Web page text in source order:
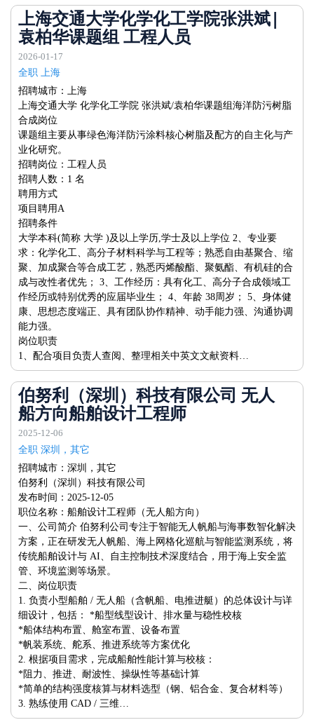
上海交通大学化学化工学院张洪斌|
袁柏华课题组 工程人员
2026-01-17
全职 上海
招聘城市：上海
上海交通大学 化学化工学院 张洪斌/袁柏华课题组海洋防污树脂
合成岗位
课题组主要从事绿色海洋防污涂料核心树脂及配方的自主化与产
业化研究。
招聘岗位：工程人员
招聘人数：1 名
聘用方式
项目聘用A
招聘条件
大学本科(简称 大学 )及以上学历,学士及以上学位 2、专业要
求：化学化工、高分子材料科学与工程等；熟悉自由基聚合、缩
聚、加成聚合等合成工艺，熟悉丙烯酸酯、聚氨酯、有机硅的合
成与改性者优先； 3、工作经历：具有化工、高分子合成领域工
作经历或特别优秀的应届毕业生； 4、年龄 38周岁； 5、身体健
康、思想态度端正、具有团队协作精神、动手能力强、沟通协调
能力强。
岗位职责
1、配合项目负责人查阅、整理相关中英文文献资料…
伯努利（深圳）科技有限公司 无人
船方向船舶设计工程师
2025-12-06
全职 深圳，其它
招聘城市：深圳，其它
伯努利（深圳）科技有限公司
发布时间：2025-12-05
职位名称：船舶设计工程师（无人船方向）
一、公司简介 伯努利公司专注于智能无人帆船与海事数智化解决
方案，正在研发无人帆船、海上网格化巡航与智能监测系统，将
传统船舶设计与 AI、自主控制技术深度结合，用于海上安全监
管、环境监测等场景。
二、岗位职责
1. 负责小型船舶 / 无人船（含帆船、电推进艇）的总体设计与详
细设计，包括： *船型线型设计、排水量与稳性校核
*船体结构布置、舱室布置、设备布置
*帆装系统、舵系、推进系统等方案优化
2. 根据项目需求，完成船舶性能计算与校核：
*阻力、推进、耐波性、操纵性等基础计算
*简单的结构强度核算与材料选型（钢、铝合金、复合材料等）
3. 熟练使用 CAD / 三维…